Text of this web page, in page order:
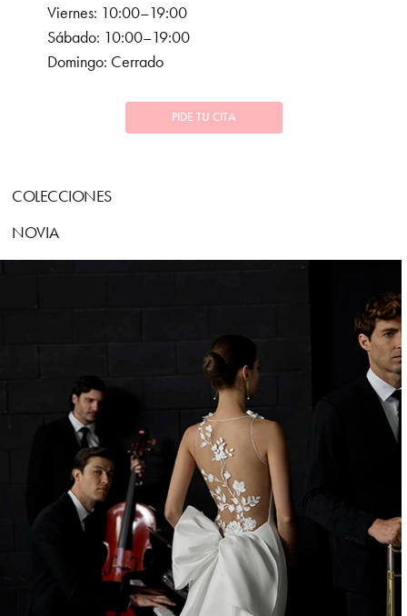
Viernes: 10:00–19:00
Sábado: 10:00–19:00
Domingo: Cerrado
PIDE TU CITA
COLECCIONES
NOVIA